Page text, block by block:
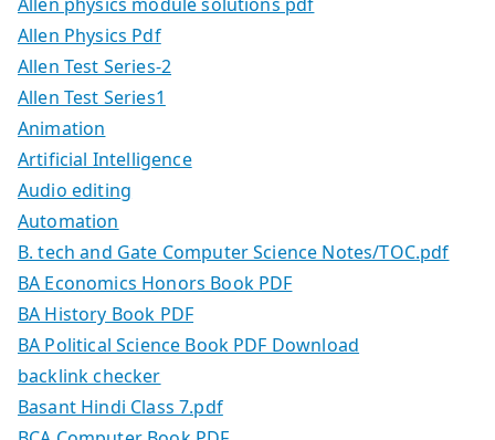
Allen Physics Pdf
Allen Test Series-2
Allen Test Series1
Animation
Artificial Intelligence
Audio editing
Automation
B. tech and Gate Computer Science Notes/TOC.pdf
BA Economics Honors Book PDF
BA History Book PDF
BA Political Science Book PDF Download
backlink checker
Basant Hindi Class 7.pdf